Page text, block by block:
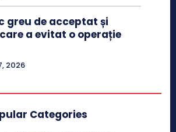
greu de acceptat și
a evitat o operație
2026
Categories